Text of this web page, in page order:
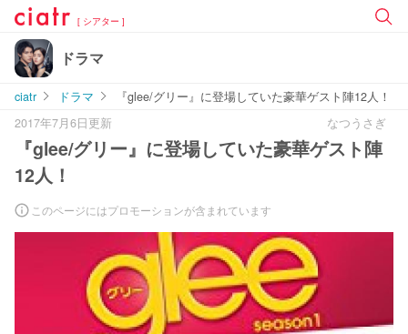
[ シアター ]
ドラマ
ciatr ドラマ
『glee/グリー』に登場していた豪華ゲスト陣12人！
2017年7月6日更新
なつうさぎ
『glee/グリー』に登場していた豪華ゲスト陣
12人！
このページにはプロモーションが含まれています